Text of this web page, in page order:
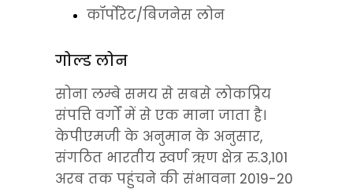
कॉर्पोरेट/बिजनेस लोन
गोल्ड लोन
सोना लम्बे समय से सबसे लोकप्रिय
संपत्ति वर्गों में से एक माना जाता है।
केपीएमजी के अनुमान के अनुसार,
संगठित भारतीय स्वर्ण ऋण क्षेत्र रु.3,101
अरब तक पहुंचने की संभावना 2019-20